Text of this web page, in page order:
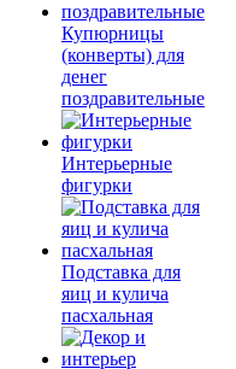
Купюрницы
(конверты) для
денег
поздравительные
Интерьерные
фигурки
Подставка для
яиц и кулича
пасхальная